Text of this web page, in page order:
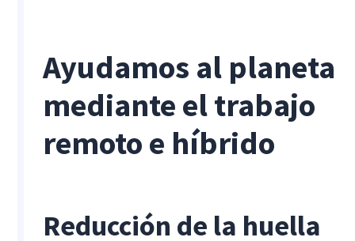
Ayudamos al planeta
mediante el trabajo
remoto e híbrido
Reducción de la huella